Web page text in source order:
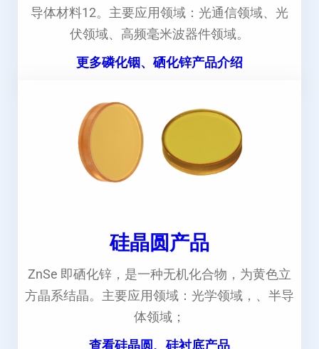
导体材料12。主要应用领域：光通信领域、光
伏领域、高频毫米波器件领域。
更多磷化铟、硒化锌产品介绍
硅晶圆产品
ZnSe 即硒化锌，是一种无机化合物，为黄色立
方晶系结晶。主要应用领域：光学领域，、半导
体领域；
查看硅晶圆、硅衬底产品